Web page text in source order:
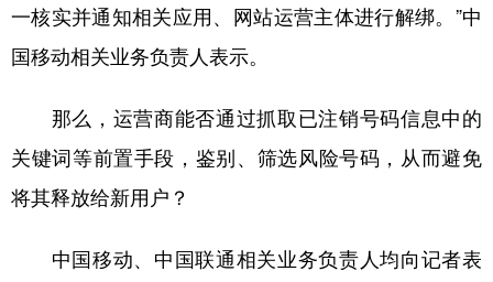
一核实并通知相关应用、网站运营主体进行解绑。”中
国移动相关业务负责人表示。
那么，运营商能否通过抓取已注销号码信息中的
关键词等前置手段，鉴别、筛选风险号码，从而避免
将其释放给新用户？
中国移动、中国联通相关业务负责人均向记者表